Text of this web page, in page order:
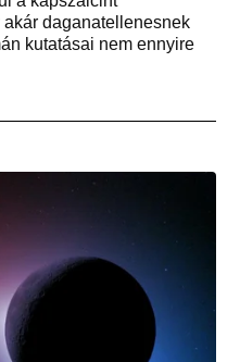
daganatellenesnek
kutatásai nem ennyire